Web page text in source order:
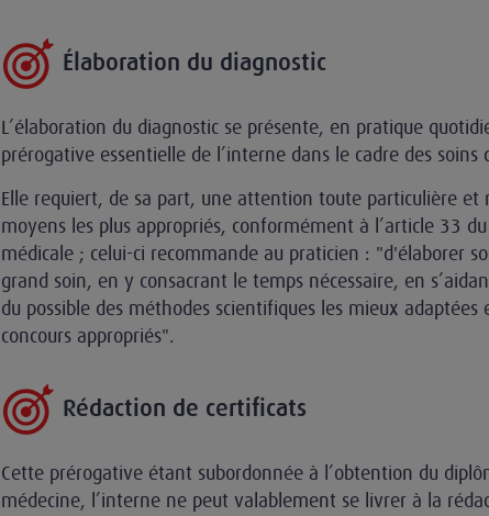
Élaboration du diagnostic
L’élaboration du diagnostic se présente, en pratique
prérogative essentielle de l’interne dans le cadre des soins
Elle requiert, de sa part, une attention toute particulière et
moyens les plus appropriés, conformément à l’article 33
médicale ; celui-ci recommande au praticien : "d'élaborer
grand soin, en y consacrant le temps nécessaire, en
du possible des méthodes scientifiques les mieux adaptées
concours appropriés".
Rédaction de certificats
Cette prérogative étant subordonnée à l’obtention du
médecine, l’interne ne peut valablement se livrer à la